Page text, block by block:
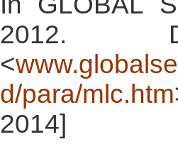
2012.
<
d/para/mlc.htm
2014]